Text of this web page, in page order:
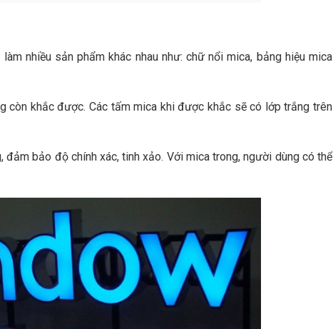
nhiều sản phẩm khác nhau như: chữ nổi mica, bảng hiệu mica
còn khắc được. Các tấm mica khi được khắc sẽ có lớp trắng trên
bảo độ chính xác, tinh xảo. Với mica trong, người dùng có thể